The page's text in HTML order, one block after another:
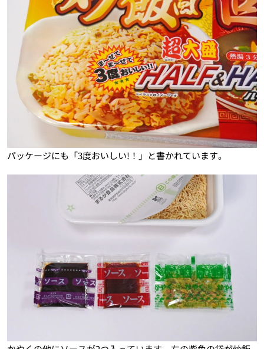
パッケージにも「3度おいしい!！」と書かれています。